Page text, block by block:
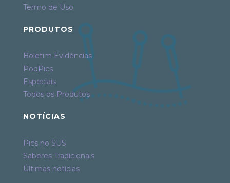
Termo de Uso
PRODUTOS
Boletim Evidências
PodPics
Especiais
Todos os Produtos
NOTÍCIAS
Pics no SUS
Saberes Tradicionais
Últimas notícias